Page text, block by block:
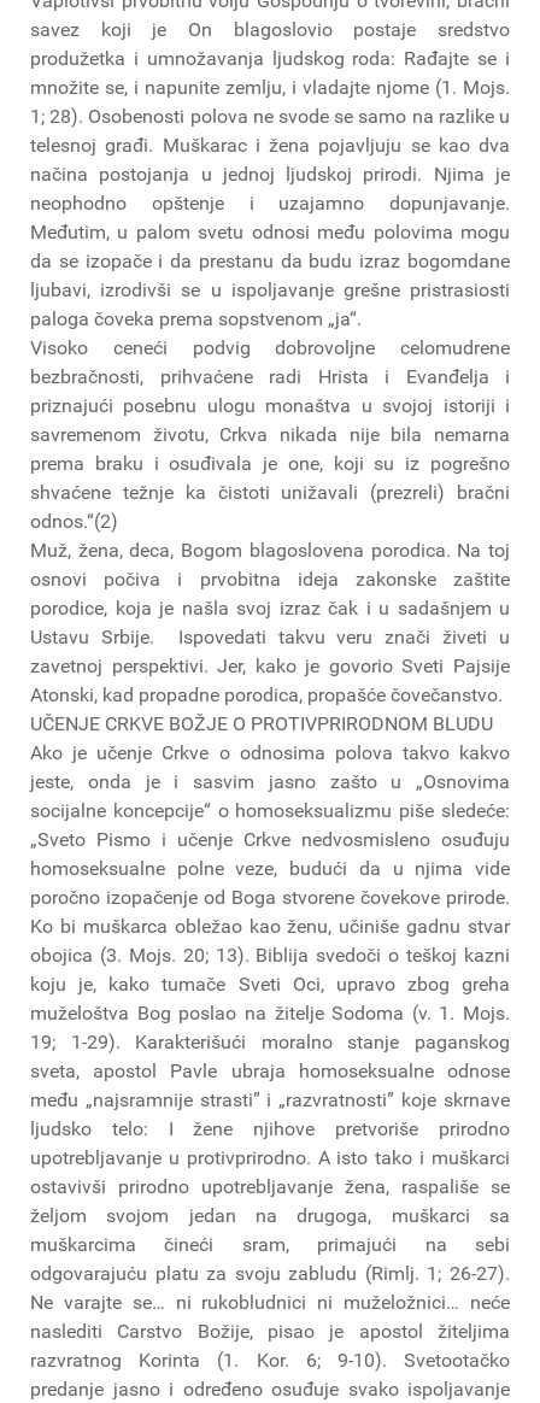
savez koji je On blagoslovio postaje sredstvo
produžetka i umnožavanja ljudskog roda: Rađajte se i
množite se, i napunite zemlju, i vladajte njome (1. Mojs.
1; 28). Osobenosti polova ne svode se samo na razlike u
telesnoj građi. Muškarac i žena pojavljuju se kao dva
načina postojanja u jednoj ljudskoj prirodi. Njima je
neophodno opštenje i uzajamno dopunjavanje.
Međutim, u palom svetu odnosi među polovima mogu
da se izopače i da prestanu da budu izraz bogomdane
ljubavi, izrodivši se u ispoljavanje grešne pristrasiosti
paloga čoveka prema sopstvenom „ja“.
Visoko ceneći podvig dobrovoljne celomudrene
bezbračnosti, prihvaćene radi Hrista i Evanđelja i
priznajući posebnu ulogu monaštva u svojoj istoriji i
savremenom životu, Crkva nikada nije bila nemarna
prema braku i osuđivala je one, koji su iz pogrešno
shvaćene težnje ka čistoti unižavali (prezreli) bračni
odnos.“(2)
Muž, žena, deca, Bogom blagoslovena porodica. Na toj
osnovi počiva i prvobitna ideja zakonske zaštite
porodice, koja je našla svoj izraz čak i u sadašnjem u
Ustavu Srbije. Ispovedati takvu veru znači živeti u
zavetnoj perspektivi. Jer, kako je govorio Sveti Pajsije
Atonski, kad propadne porodica, propašće čovečanstvo.
UČENJE CRKVE BOŽJE O PROTIVPRIRODNOM BLUDU
Ako je učenje Crkve o odnosima polova takvo kakvo
jeste, onda je i sasvim jasno zašto u „Osnovima
socijalne koncepcije“ o homoseksualizmu piše sledeće:
„Sveto Pismo i učenje Crkve nedvosmisleno osuđuju
homoseksualne polne veze, budući da u njima vide
poročno izopačenje od Boga stvorene čovekove prirode.
Ko bi muškarca obležao kao ženu, učiniše gadnu stvar
obojica (3. Mojs. 20; 13). Biblija svedoči o teškoj kazni
koju je, kako tumače Sveti Oci, upravo zbog greha
muželoštva Bog poslao na žitelje Sodoma (v. 1. Mojs.
19; 1-29). Karakterišući moralno stanje paganskog
sveta, apostol Pavle ubraja homoseksualne odnose
među „najsramnije strasti” i „razvratnosti” koje skrnave
ljudsko telo: I žene njihove pretvoriše prirodno
upotrebljavanje u protivprirodno. A isto tako i muškarci
ostavivši prirodno upotrebljavanje žena, raspališe se
željom svojom jedan na drugoga, muškarci sa
muškarcima čineći sram, primajući na sebi
odgovarajuću platu za svoju zabludu (Rimlj. 1; 26-27).
Ne varajte se… ni rukobludnici ni muželožnici… neće
naslediti Carstvo Božije, pisao je apostol žiteljima
razvratnog Korinta (1. Kor. 6; 9-10). Svetootačko
predanje jasno i određeno osuđuje svako ispoljavanje